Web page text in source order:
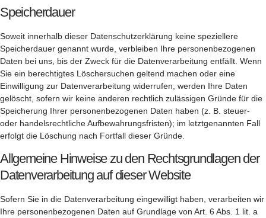
Speicherdauer
Soweit innerhalb dieser Datenschutzerklärung keine speziellere
Speicherdauer genannt wurde, verbleiben Ihre personenbezogenen
Daten bei uns, bis der Zweck für die Datenverarbeitung entfällt. Wenn
Sie ein berechtigtes Löschersuchen geltend machen oder eine
Einwilligung zur Datenverarbeitung widerrufen, werden Ihre Daten
gelöscht, sofern wir keine anderen rechtlich zulässigen Gründe für die
Speicherung Ihrer personenbezogenen Daten haben (z. B. steuer-
oder handelsrechtliche Aufbewahrungsfristen); im letztgenannten Fall
erfolgt die Löschung nach Fortfall dieser Gründe.
Allgemeine Hinweise zu den Rechtsgrundlagen der
Datenverarbeitung auf dieser Website
Sofern Sie in die Datenverarbeitung eingewilligt haben, verarbeiten wir
Ihre personenbezogenen Daten auf Grundlage von Art. 6 Abs. 1 lit. a